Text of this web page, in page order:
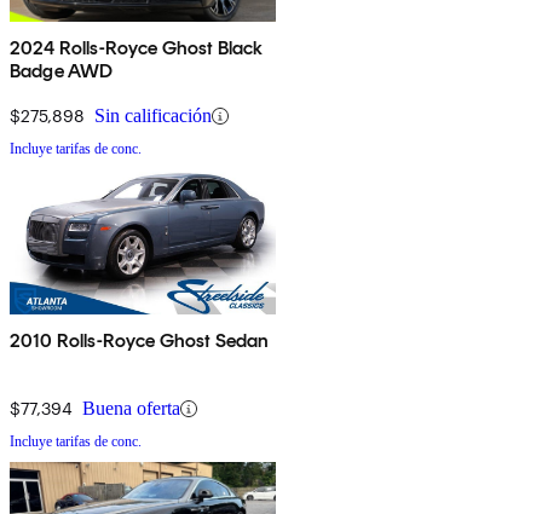
2024 Rolls-Royce Ghost Black
Badge AWD
$275,898 Sin calificación
Incluye tarifas de conc.
2010 Rolls-Royce Ghost Sedan
$77,394 Buena oferta
Incluye tarifas de conc.